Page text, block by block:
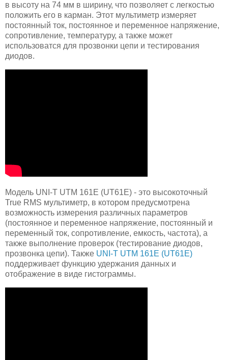
в высоту на 74 мм в ширину, что позволяет с легкостью
положить его в карман. Этот мультиметр измеряет
постоянный ток, постоянное и переменное напряжение,
сопротивление, температуру, а также может
использоватся для прозвонки цепи и тестирования
диодов.
Модель UNI-T UTM 161E (UT61E) - это высокоточный
True RMS мультиметр, в котором предусмотрена
возможность измерения различных параметров
(постоянное и переменное напряжение, постоянный и
переменный ток, сопротивление, емкость, частота), а
также выполнение проверок (тестирование диодов,
прозвонка цепи). Также UNI-T UTM 161E (UT61E)
поддерживает функцию удержания данных и
отображение в виде гистограммы.